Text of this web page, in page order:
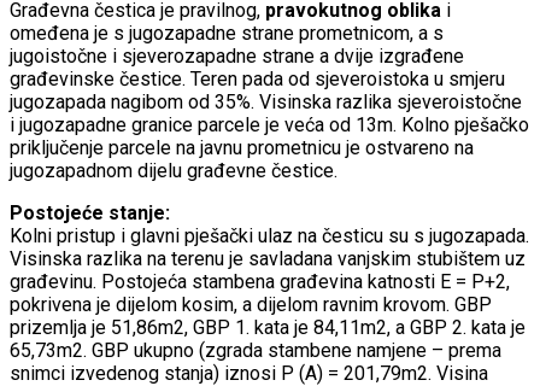
Građevna čestica je pravilnog, pravokutnog oblika i
omeđena je s jugozapadne strane prometnicom, a s
jugoistočne i sjeverozapadne strane a dvije izgrađene
građevinske čestice. Teren pada od sjeveroistoka u smjeru
jugozapada nagibom od 35%. Visinska razlika sjeveroistočne
i jugozapadne granice parcele je veća od 13m. Kolno pješačko
priključenje parcele na javnu prometnicu je ostvareno na
jugozapadnom dijelu građevne čestice.
Postojeće stanje:
Kolni pristup i glavni pješački ulaz na česticu su s jugozapada.
Visinska razlika na terenu je savladana vanjskim stubištem uz
građevinu. Postojeća stambena građevina katnosti E = P+2,
pokrivena je dijelom kosim, a dijelom ravnim krovom. GBP
prizemlja je 51,86m2, GBP 1. kata je 84,11m2, a GBP 2. kata je
65,73m2. GBP ukupno (zgrada stambene namjene – prema
snimci izvedenog stanja) iznosi P (A) = 201,79m2. Visina